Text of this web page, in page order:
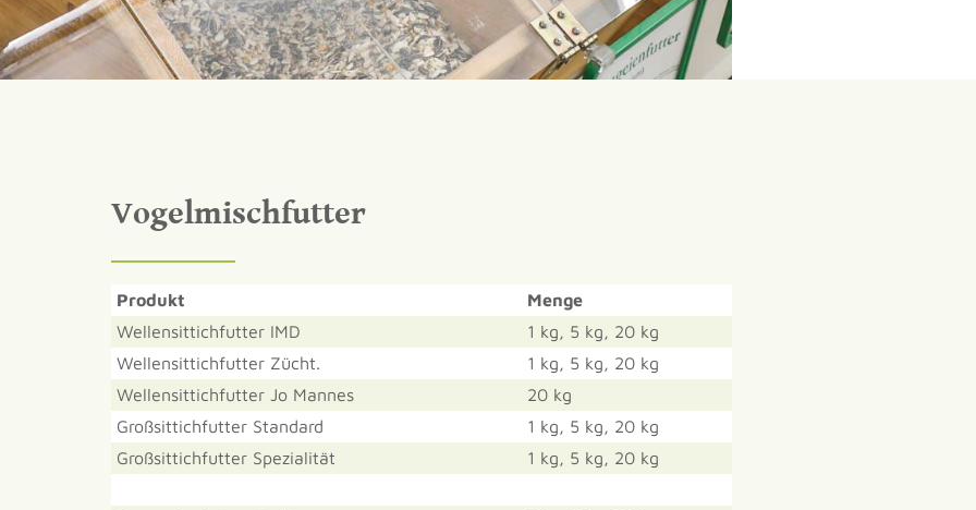
Vogelmischfutter
Produkt
Menge
Wellensittichfutter IMD
1 kg, 5 kg, 20 kg
Wellensittichfutter Zücht.
1 kg, 5 kg, 20 kg
Wellensittichfutter Jo Mannes
20 kg
Großsittichfutter Standard
1 kg, 5 kg, 20 kg
Großsittichfutter Spezialität
1 kg, 5 kg, 20 kg